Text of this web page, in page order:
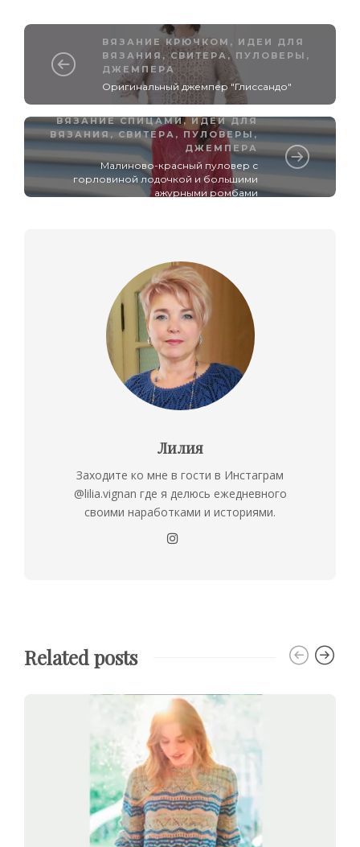
ВЯЗАНИЕ КРЮЧКОМ , ИДЕИ ДЛЯ
ВЯЗАНИЯ,СВИТЕРА, ПУЛОВЕРЫ,
ДЖЕМПЕРА
Оригинальный джемпер "Глиссандо"
ВЯЗАНИЕ СПИЦАМИ,ИДЕИ ДЛЯ
ВЯЗАНИЯ,СВИТЕРА, ПУЛОВЕРЫ,
ДЖЕМПЕРА
Малиново-красный пуловер с
горловиной лодочкой и большими
ажурными ромбами
Лилия
Заходите ко мне в гости в Инстаграм
@lilia.vignan где я делюсь ежедневного
своими наработками и историями.
Related posts